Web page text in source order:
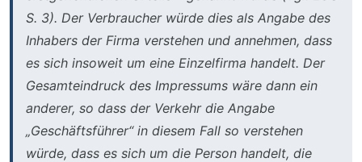
S. 3). Der Verbraucher würde dies als Angabe des
Inhabers der Firma verstehen und annehmen, dass
es sich insoweit um eine Einzelfirma handelt. Der
Gesamteindruck des Impressums wäre dann ein
anderer, so dass der Verkehr die Angabe
„Geschäftsführer“ in diesem Fall so verstehen
würde, dass es sich um die Person handelt, die